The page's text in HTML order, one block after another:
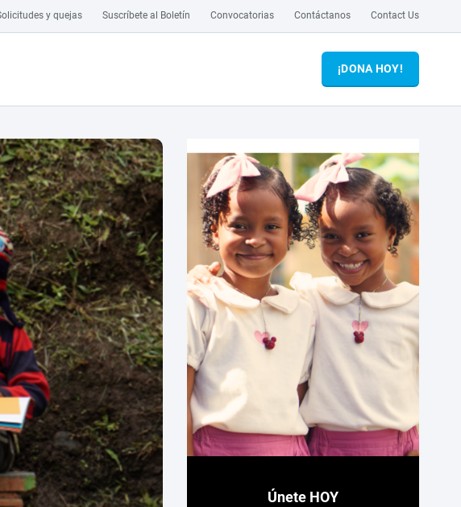
y quejas Suscríbete al Boletín Convocatorias Contáctanos Contact Us
¡DONA HOY!
Únete HOY